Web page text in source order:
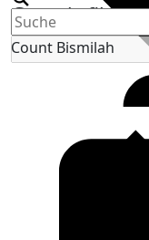
Generic filters
Count Bismilah